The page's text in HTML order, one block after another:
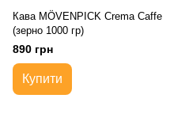
Кава MÖVENPICK Crema Caffe
(зерно 1000 гр)
890 грн
Купити